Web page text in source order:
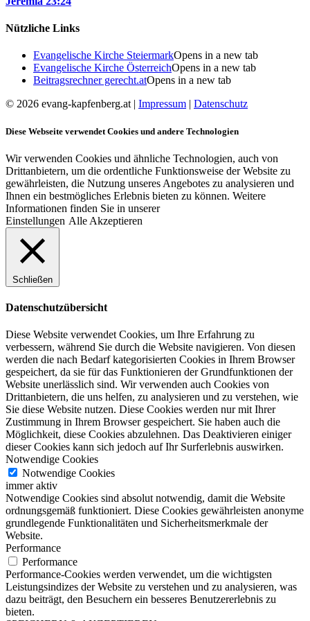
Nützliche Links
Evangelische Kirche SteiermarkOpens in a new tab
Evangelische Kirche ÖsterreichOpens in a new tab
Beitragsrechner gerecht.atOpens in a new tab
© 2026 evang-kapfenberg.at | Impressum Datenschutz
Diese Webseite verwendet Cookies und andere Technologien
Wir verwenden Cookies und ähnliche Technologien, auch von
Drittanbietern, um die ordentliche Funktionsweise der Website zu
gewährleisten, die Nutzung unseres Angebotes zu analysieren und
Ihnen ein bestmögliches Erlebnis bieten zu können. Weitere
Informationen finden Sie in unserer
Einstellungen Alle Akzeptieren
Schließen
Datenschutzübersicht
Diese Website verwendet Cookies, um Ihre Erfahrung zu
verbessern, während Sie durch die Website navigieren. Von diesen
werden die nach Bedarf kategorisierten Cookies in Ihrem Browser
gespeichert, da sie für das Funktionieren der Grundfunktionen der
Website unerlässlich sind. Wir verwenden auch Cookies von
Drittanbietern, die uns helfen, zu analysieren und zu verstehen, wie
Sie diese Website nutzen. Diese Cookies werden nur mit Ihrer
Zustimmung in Ihrem Browser gespeichert. Sie haben auch die
Möglichkeit, diese Cookies abzulehnen. Das Deaktivieren einiger
dieser Cookies kann sich jedoch auf Ihr Surferlebnis auswirken.
Notwendige Cookies
Notwendige Cookies
immer aktiv
Notwendige Cookies sind absolut notwendig, damit die Website
ordnungsgemäß funktioniert. Diese Cookies gewährleisten anonyme
grundlegende Funktionalitäten und Sicherheitsmerkmale der
Website.
Performance
Performance
Performance-Cookies werden verwendet, um die wichtigsten
Leistungsindizes der Website zu verstehen und zu analysieren, was
dazu beiträgt, den Besuchern ein besseres Benutzererlebnis zu
bieten.